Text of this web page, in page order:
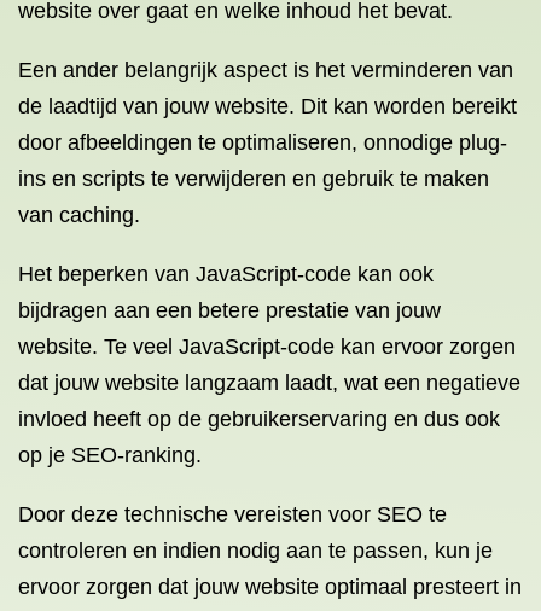
website over gaat en welke inhoud het bevat.
Een ander belangrijk aspect is het verminderen van
de laadtijd van jouw website. Dit kan worden bereikt
door afbeeldingen te optimaliseren, onnodige plug-
ins en scripts te verwijderen en gebruik te maken
van caching.
Het beperken van JavaScript-code kan ook
bijdragen aan een betere prestatie van jouw
website. Te veel JavaScript-code kan ervoor zorgen
dat jouw website langzaam laadt, wat een negatieve
invloed heeft op de gebruikerservaring en dus ook
op je SEO-ranking.
Door deze technische vereisten voor SEO te
controleren en indien nodig aan te passen, kun je
ervoor zorgen dat jouw website optimaal presteert in